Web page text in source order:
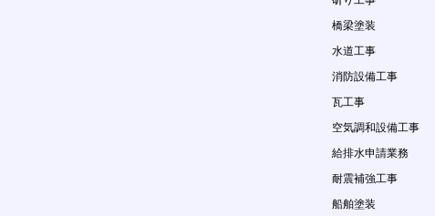
橋梁塗装
水道工事
消防設備工事
瓦工事
空気調和設備工事
給排水申請業務
耐震補強工事
船舶塗装